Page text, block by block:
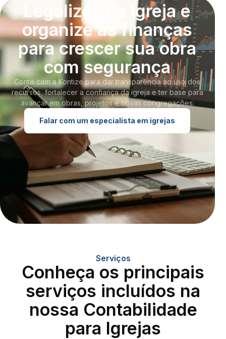
Legalize sua Igreja e
organize as finanças
para crescer sua obra
com segurança
Conte com a Kontize para dar transparência ao uso dos
recursos, fortalecer a confiança da igreja e ter base para
avançar em obras, projetos e novas congregações.
Falar com um especialista em igrejas
Serviços
Conheça os principais
serviços incluídos na
nossa Contabilidade
para Igrejas